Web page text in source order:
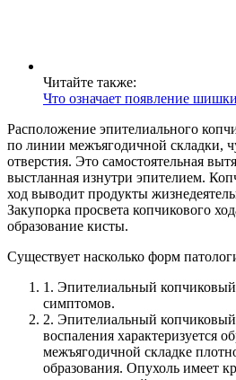
Читайте также:
Что означает появление
Расположение эпителиального
по линии межъягодичной складки,
отверстия. Это самостоятельная
выстланная изнутри эпителием.
ход выводит продукты
Закупорка просвета копчикового
образование кисты.
Существует насколько форм
1. Эпителиальный копчиковый
симптомов.
2. Эпителиальный копчиковый
воспаления характеризуется
межъягодичной складке
образования. Опухоль имеет